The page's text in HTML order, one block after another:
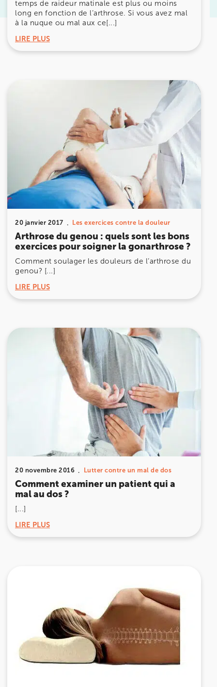
temps de raideur matinale est plus ou moins
long en fonction de l’arthrose. Si vous avez mal
à la nuque ou mal aux ce[...]
LIRE PLUS
20 janvier 2017 Les exercices contre la douleur
Arthrose du genou : quels sont les bons
exercices pour soigner la gonarthrose ?
Comment soulager les douleurs de l’arthrose du
genou? [...]
LIRE PLUS
20 novembre 2016 Lutter contre un mal de dos
Comment examiner un patient qui a
mal au dos ?
[...]
LIRE PLUS
Prenez RDV sur
Prenez RDV sur
KOSS PARIS 8
Prenez RDV sur
Prenez RDV sur
IK MORANGIS
85 Av. de Balzac 91420 Morangis
85 Av. de Balzac 91420 Morangis
01 64 48 35 84
Prenez RDV sur
IK MEUDON
8 Rue de Paris 92190 Meudon
Prenez RDV sur